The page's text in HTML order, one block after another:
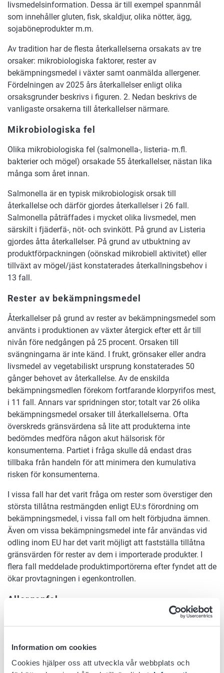
Information om cookies
Cookies hjälper oss att utveckla vår webbplats och
livsmedelsinformation. Dessa är till exempel spannmål
som innehåller gluten, fisk, skaldjur, olika nötter, ägg,
sojaböneprodukter m.m.
Av tradition har de flesta återkallelserna orsakats av tre
orsaker: mikrobiologiska faktorer, rester av
bekämpningsmedel i växter samt oanmälda allergener.
Fördelningen av 2025 års återkallelser enligt olika
orsaksgrunder beskrivs i figuren. 2. Nedan beskrivs de
vanligaste orsakerna till återkallelser närmare.
Mikrobiologiska fel
Olika mikrobiologiska fel (salmonella-, listeria- m.fl.
bakterier och mögel) orsakade 55 återkallelser, nästan lika
många som året innan.
Salmonella är en typisk mikrobiologisk orsak till
återkallelse och därför gjordes återkallelser i 26 fall.
Salmonella påträffades i mycket olika livsmedel, men
särskilt i fjäderfä-, nöt- och svinkött. På grund av Listeria
gjordes åtta återkallelser. På grund av utbuktning av
produktförpackningen (oönskad mikrobiell aktivitet) eller
tillväxt av mögel/jäst konstaterades återkallningsbehov i
13 fall.
Rester av bekämpningsmedel
Återkallelser på grund av rester av bekämpningsmedel som
använts i produktionen av växter återgick efter ett år till
nivån före nedgången på 25 procent. Orsaken till
svängningarna är inte känd. I frukt, grönsaker eller andra
livsmedel av vegetabiliskt ursprung konstaterades 50
gånger behovet av återkallelse. Av de enskilda
bekämpningsmedlen förekom fortfarande klorpyrifos mest,
i 11 fall. Annars var spridningen stor; totalt var 26 olika
bekämpningsmedel orsaker till återkallelserna. Ofta
överskreds gränsvärdena så lite att produkterna inte
bedömdes medföra någon akut hälsorisk för
konsumenterna. Partiet i fråga skulle då endast dras
tillbaka från handeln för att minimera den kumulativa
risken för konsumenterna.
I vissa fall har det varit fråga om rester som överstiger den
största tillåtna restmängden enligt EU:s förordning om
bekämpningsmedel, i vissa fall om helt förbjudna ämnen.
Även om vissa bekämpningsmedel inte får användas vid
odling inom EU har det varit möjligt att fastställa tillåtna
gränsvärden för rester av dem i importerade produkter. I
flera fall meddelade produktimportörerna efter fyndet att de
ökar provtagningen i egenkontrollen.
Allergenfel
Vissa livsmedelsingredienser orsakar allergiska reaktioner
förpackningspåskrifterna. Ett sätt att skapa ett allergenfel
kontamination i nästa parti som en del konsumenter kan få